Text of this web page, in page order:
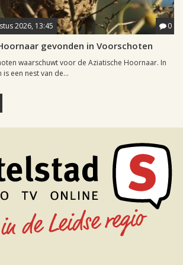
2026, 13:45 0
gevonden in Voorschoten
waarschuwt voor de Aziatische Hoornaar. In
een nest van de...